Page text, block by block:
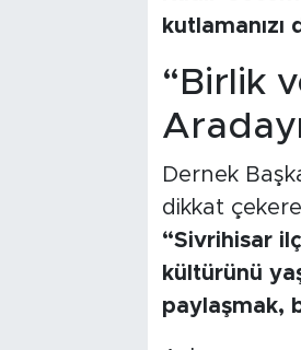
kutlamanızı
“Birlik
Dernek
dikkat
“Sivrihisar
kültürünü
paylaşmak,